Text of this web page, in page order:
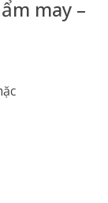
may –